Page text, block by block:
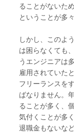
ることがないた
ということが多
しかし、このよ
は困らなくても
うエンジニアは
雇用されていた
フリーランスを
ばなりません。
ることが多く、
気付くことが多
退職金もないな